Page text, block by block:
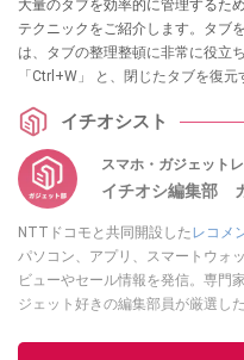
大量のタブを効率的に管理するた
テクニックをご紹介します。タブ
は、タブの整理整頓に非常に役立
「Ctrl+W」 と、閉じたタブを復
Linux の場合）。
イチオシスト
スマホ・ガジェット
イチオシ編集部
NTTドコモと共同開設した レコメ
パソコン、アプリ、スマートウォ
ビューやセール情報を発信。専門
ジェット好きの編集部員が厳選し